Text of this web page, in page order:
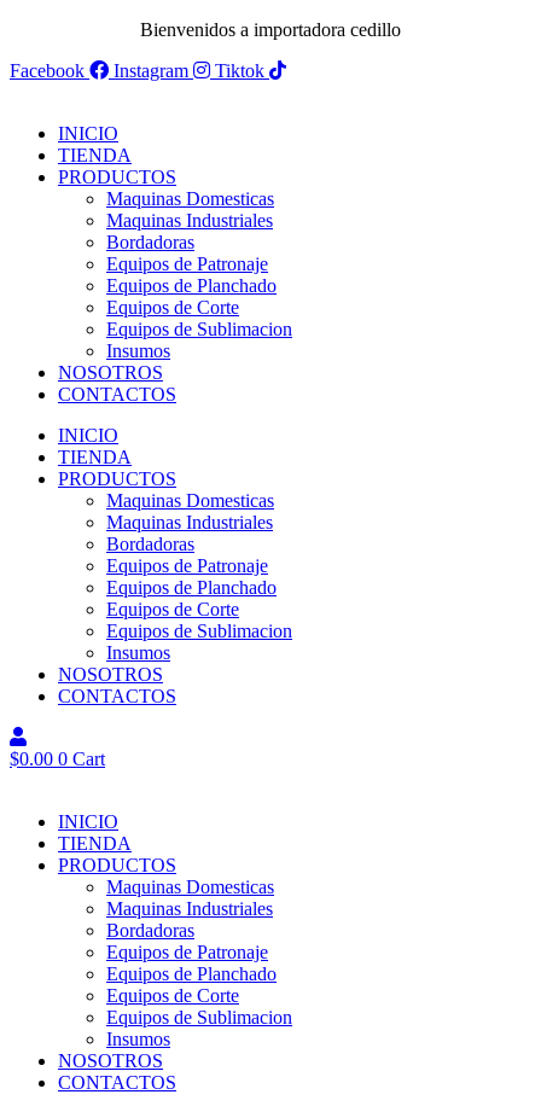
Bienvenidos a importadora cedillo
Facebook
Instagram Tiktok
INICIO
TIENDA
PRODUCTOS
Maquinas Domesticas
Maquinas Industriales
Bordadoras
Equipos de Patronaje
Equipos de Planchado
Equipos de Corte
Equipos de Sublimacion
Insumos
NOSOTROS
CONTACTOS
INICIO
TIENDA
PRODUCTOS
Maquinas Domesticas
Maquinas Industriales
Bordadoras
Equipos de Patronaje
Equipos de Planchado
Equipos de Corte
Equipos de Sublimacion
Insumos
NOSOTROS
CONTACTOS
$0.00 0 Cart
INICIO
TIENDA
PRODUCTOS
Maquinas Domesticas
Maquinas Industriales
Bordadoras
Equipos de Patronaje
Equipos de Planchado
Equipos de Corte
Equipos de Sublimacion
Insumos
NOSOTROS
CONTACTOS